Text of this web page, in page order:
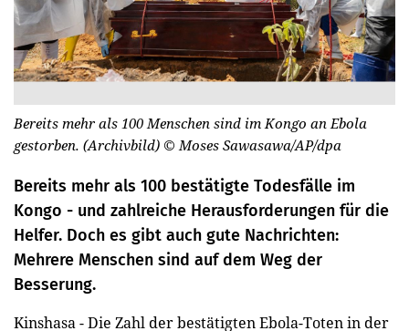
Bereits mehr als 100 Menschen sind im Kongo an Ebola
gestorben. (Archivbild) © Moses Sawasawa/AP/dpa
Bereits mehr als 100 bestätigte Todesfälle im
Kongo - und zahlreiche Herausforderungen für die
Helfer. Doch es gibt auch gute Nachrichten:
Mehrere Menschen sind auf dem Weg der
Besserung.
Kinshasa - Die Zahl der bestätigten Ebola-Toten in der